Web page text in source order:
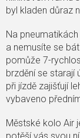
byl kladen důraz
Na
a nemusíte se
pomůže 7-
brzdění se starají
při jízdě zajišťují
vybaveno
Městské kolo Air